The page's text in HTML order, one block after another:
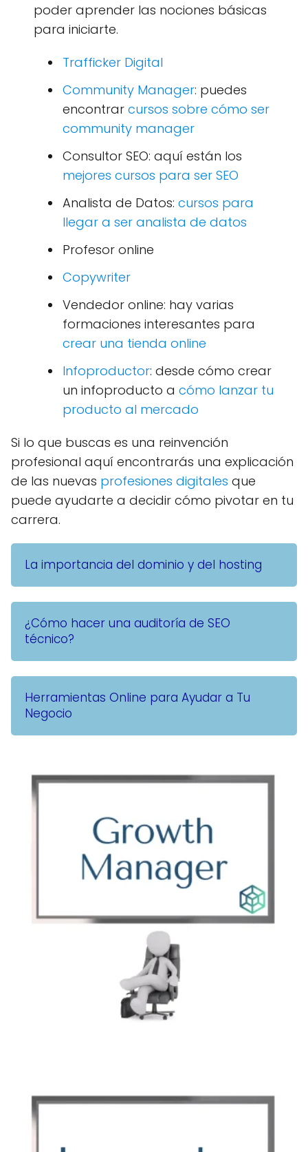
poder aprender las nociones básicas
para iniciarte.
Trafficker Digital
Community Manager: puedes
encontrarcursos sobre cómo ser
community manager
Consultor SEO: aquí están los
mejores cursos para ser SEO
Analista de Datos:cursos para
llegar a ser analista de datos
Profesor online
Copywriter
Vendedor online: hay varias
formaciones interesantes para
crear una tienda online
Infoproductor: desde cómo crear
un infoproducto acómo lanzar tu
producto al mercado
Si lo que buscas es una reinvención
profesional aquí encontrarás una explicación
de las nuevas profesiones digitales que
puede ayudarte a decidir cómo pivotar en tu
carrera.
La importancia del dominio y del hosting
¿Cómo hacer una auditoría de SEO
técnico?
Herramientas Online para Ayudar a Tu
Negocio